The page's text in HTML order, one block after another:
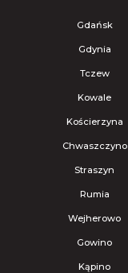
Gdańsk
Gdynia
Tczew
Kowale
Kościerzyna
Chwaszczyno
Straszyn
Rumia
Wejherowo
Gowino
Kąpino